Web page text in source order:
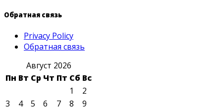
Обратная связь
Privacy Policy
Обратная связь
Август 2026
Пн Вт Ср Чт Пт Сб Вс
1
2
3
4 5 6 7 8
9